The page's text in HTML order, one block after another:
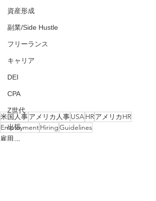
資産形成
副業/Side Hustle
フリーランス
キャリア
DEI
CPA
Z世代
出張
就職
米国人事アメリカ人事USAHRアメリカHR
EmploymentHiringGuidelines
雇用